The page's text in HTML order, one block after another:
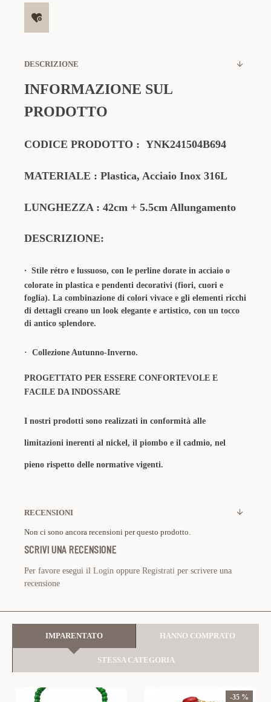
DESCRIZIONE
INFORMAZIONE SUL
PRODOTTO
CODICE PRODOTTO : YNK241504B694
MATERIALE : Plastica, Acciaio Inox 316L
LUNGHEZZA : 42cm + 5.5cm Allungamento
DESCRIZIONE:
· Stile rétro e lussuoso​​, con le perline dorate in acciaio o
colorate in plastica e pendenti decorativi (fiori, cuori e
foglia). La combinazione di colori vivace e gli elementi ricchi
di dettagli creano un look elegante e artistico, con un tocco
di antico splendore.
· Collezione Autunno-Inverno.
PROGETTATO PER ESSERE CONFORTEVOLE E
FACILE DA INDOSSARE
I nostri prodotti sono realizzati in conformità alle
limitazioni inerenti al nickel, il piombo e il cadmio, nel
pieno rispetto delle normative vigenti.
RECENSIONI
Non ci sono ancora recensioni per questo prodotto.
SCRIVI UNA RECENSIONE
Per favore esegui il Login oppure Registrati per scrivere una
recensione
IMPARENTATO HANNO COMPRATO
STESSA CATEGORIA
-35 %